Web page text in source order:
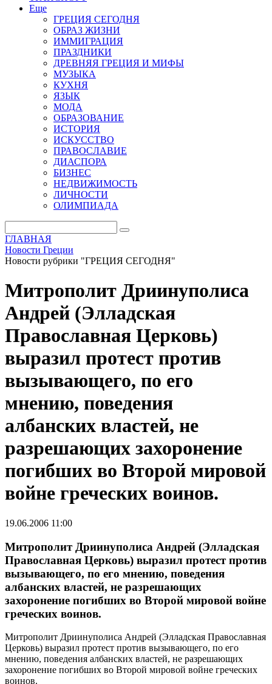
Еще
ГРЕЦИЯ СЕГОДНЯ
ОБРАЗ ЖИЗНИ
ИММИГРАЦИЯ
ПРАЗДНИКИ
ДРЕВНЯЯ ГРЕЦИЯ И МИФЫ
МУЗЫКА
КУХНЯ
ЯЗЫК
МОДА
ОБРАЗОВАНИЕ
ИСТОРИЯ
ИСКУССТВО
ПРАВОСЛАВИЕ
ДИАСПОРА
БИЗНЕС
НЕДВИЖИМОСТЬ
ЛИЧНОСТИ
ОЛИМПИАДА
ГЛАВНАЯ
Новости Греции
Новости рубрики "ГРЕЦИЯ СЕГОДНЯ"
Митрополит Дриинуполиса
Андрей (Элладская
Православная Церковь)
выразил протест против
вызывающего, по его
мнению, поведения
албанских властей, не
разрешающих захоронение
погибших во Второй мировой
войне греческих воинов.
19.06.2006 11:00
Митрополит Дриинуполиса Андрей (Элладская
Православная Церковь) выразил протест против
вызывающего, по его мнению, поведения
албанских властей, не разрешающих
захоронение погибших во Второй мировой войне
греческих воинов.
Митрополит Дриинуполиса Андрей (Элладская Православная
Церковь) выразил протест против вызывающего, по его
мнению, поведения албанских властей, не разрешающих
захоронение погибших во Второй мировой войне греческих
воинов.